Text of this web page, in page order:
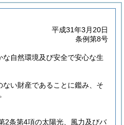
平成31年3月20日
条例第8号
自然環境及び安全で安心な生
い財産であることに鑑み、そ
2条第4項の太陽光、風力及びバ